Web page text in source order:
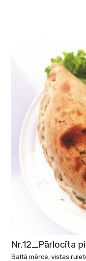
Nr.12_Pārlocīta
Baltā mērce, vistas